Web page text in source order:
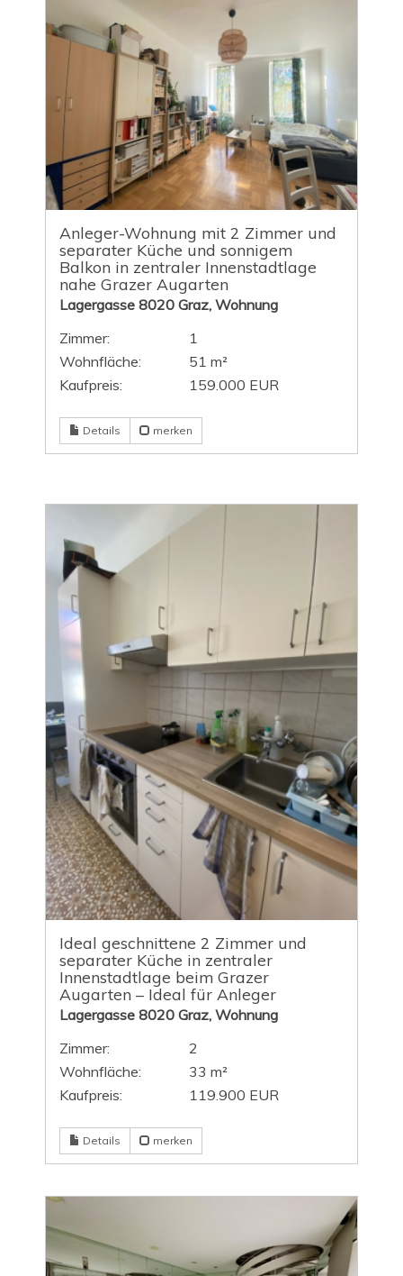
Anleger-Wohnung mit 2 Zimmer und
separater Küche und sonnigem
Balkon in zentraler Innenstadtlage
nahe Grazer Augarten
Lagergasse 8020 Graz, Wohnung
Zimmer:
1
Wohnfläche:
51 m²
Kaufpreis:
159.000 EUR
Details merken
Ideal geschnittene 2 Zimmer und
separater Küche in zentraler
Innenstadtlage beim Grazer
Augarten – Ideal für Anleger
Lagergasse 8020 Graz, Wohnung
Zimmer:
2
Wohnfläche:
33 m²
Kaufpreis:
119.900 EUR
Details merken